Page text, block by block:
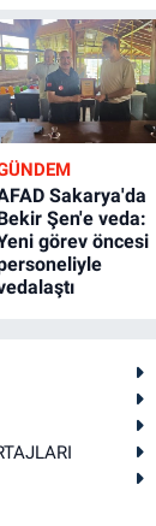
Sakarya'da
Şen'e veda:
görev öncesi